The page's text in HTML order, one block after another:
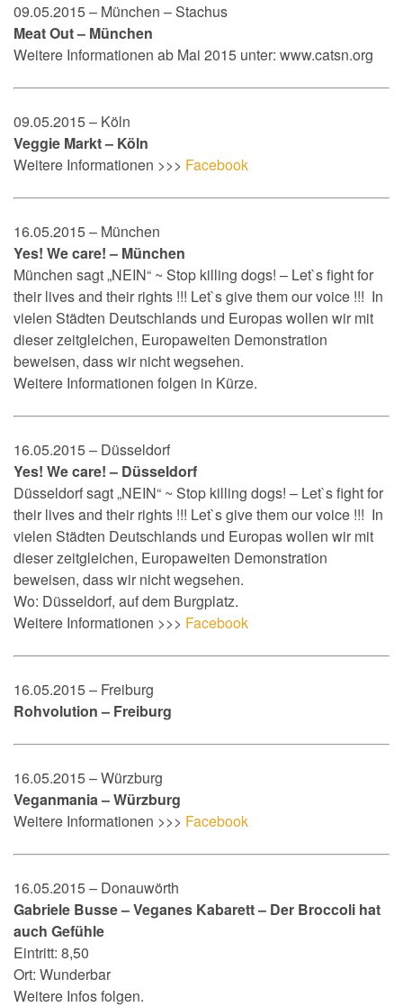
09.05.2015 – München – Stachus
Meat Out – München
Weitere Informationen ab Mai 2015 unter: www.catsn.org
09.05.2015 – Köln
Veggie Markt – Köln
Weitere Informationen >>> Facebook
16.05.2015 – München
Yes! We care! – München
München sagt „NEIN“ ~ Stop killing dogs! – Let`s fight for
their lives and their rights !!! Let`s give them our voice !!! In
vielen Städten Deutschlands und Europas wollen wir mit
dieser zeitgleichen, Europaweiten Demonstration
beweisen, dass wir nicht wegsehen.
Weitere Informationen folgen in Kürze.
16.05.2015 – Düsseldorf
Yes! We care! – Düsseldorf
Düsseldorf sagt „NEIN“ ~ Stop killing dogs! – Let`s fight for
their lives and their rights !!! Let`s give them our voice !!! In
vielen Städten Deutschlands und Europas wollen wir mit
dieser zeitgleichen, Europaweiten Demonstration
beweisen, dass wir nicht wegsehen.
Wo: Düsseldorf, auf dem Burgplatz.
Weitere Informationen >>> Facebook
16.05.2015 – Freiburg
Rohvolution – Freiburg
16.05.2015 – Würzburg
Veganmania – Würzburg
Weitere Informationen >>> Facebook
16.05.2015 – Donauwörth
Gabriele Busse – Veganes Kabarett – Der Broccoli hat
auch Gefühle
Eintritt: 8,50
Ort: Wunderbar
Weitere Infos folgen.